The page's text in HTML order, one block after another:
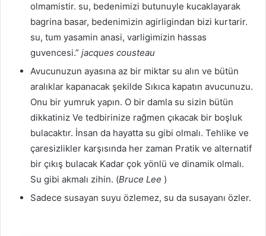
olmamistir. su, bedenimizi butunuyle kucaklayarak
bagrina basar, bedenimizin agirligindan bizi kurtarir.
su, tum yasamin anasi, varligimizin hassas
guvencesi.” jacques cousteau
Avucunuzun ayasına az bir miktar su alın ve bütün
aralıklar kapanacak şekilde Sıkıca kapatın avucunuzu.
Onu bir yumruk yapın. O bir damla su sizin bütün
dikkatiniz Ve tedbirinize rağmen çıkacak bir boşluk
bulacaktır. İnsan da hayatta su gibi olmalı. Tehlike ve
çaresizlikler karşısında her zaman Pratik ve alternatif
bir çıkış bulacak Kadar çok yönlü ve dinamik olmalı.
Su gibi akmalı zihin. (Bruce Lee )
Sadece susayan suyu özlemez, su da susayanı özler.